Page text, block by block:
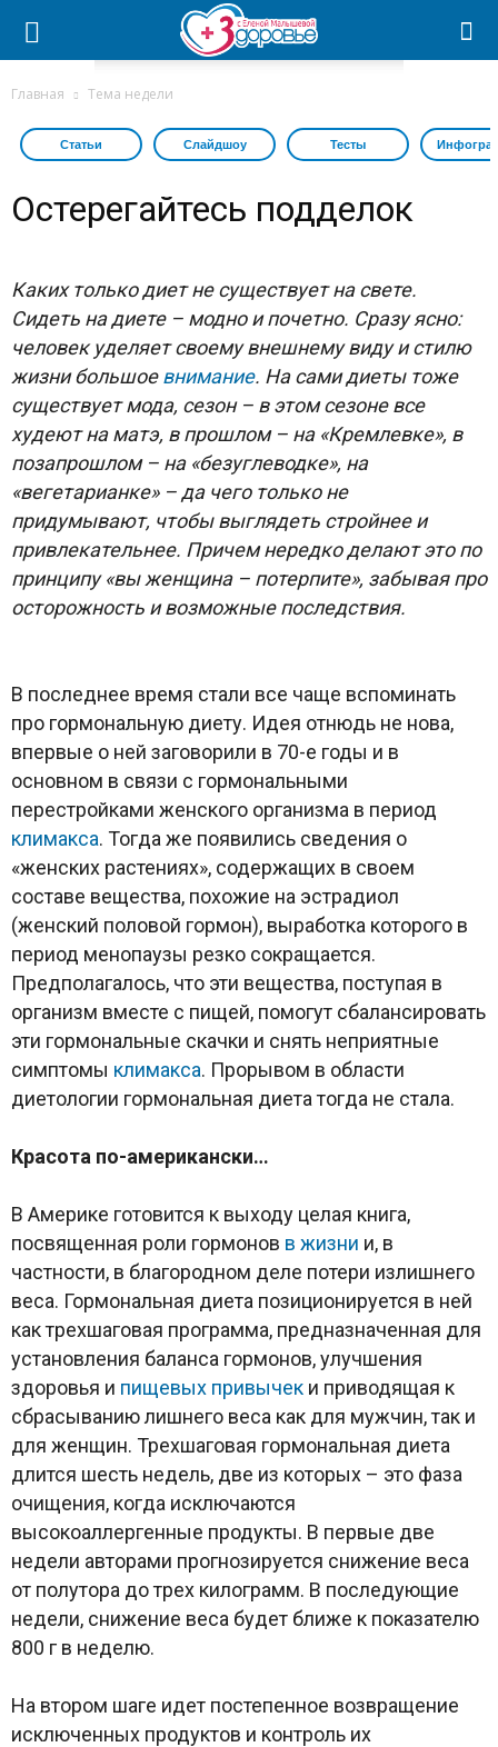
Главная Тема недели
Статьи Слайдшоу Тесты
Остерегайтесь подделок
Каких только диет не существует на свете.
Сидеть на диете – модно и почетно. Сразу ясно:
человек уделяет своему внешнему виду и стилю
жизни большоевнимание. На сами диеты тоже
существует мода, сезон – в этом сезоне все
худеют на матэ, в прошлом – на «Кремлевке», в
позапрошлом – на «безуглеводке», на
«вегетарианке» – да чего только не
придумывают, чтобы выглядеть стройнее и
привлекательнее. Причем нередко делают это по
принципу «вы женщина – потерпите», забывая про
осторожность и возможные последствия.
В последнее время стали все чаще вспоминать
про гормональную диету. Идея отнюдь не нова,
впервые о ней заговорили в 70-е годы и в
основном в связи с гормональными
перестройками женского организма в период
климакса. Тогда же появились сведения о
«женских растениях», содержащих в своем
составе вещества, похожие на эстрадиол
(женский половой гормон), выработка которого в
период менопаузы резко сокращается.
Предполагалось, что эти вещества, поступая в
организм вместе с пищей, помогут сбалансировать
эти гормональные скачки и снять неприятные
симптомы климакса. Прорывом в области
диетологии гормональная диета тогда не стала.
Красота по-американски…
В Америке готовится к выходу целая книга,
посвященная роли гормонов в жизни и, в
частности, в благородном деле потери излишнего
веса. Гормональная диета позиционируется в ней
как трехшаговая программа, предназначенная для
установления баланса гормонов, улучшения
здоровья и пищевых привычек и приводящая к
сбрасыванию лишнего веса как для мужчин, так и
для женщин. Трехшаговая гормональная диета
длится шесть недель, две из которых – это фаза
очищения, когда исключаются
высокоаллергенные продукты. В первые две
недели авторами прогнозируется снижение веса
от полутора до трех килограмм. В последующие
недели, снижение веса будет ближе к показателю
800 г в неделю.
На втором шаге идет постепенное возвращение
исключенных продуктов и контроль их